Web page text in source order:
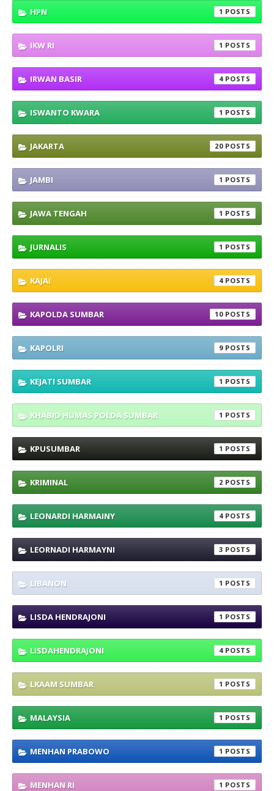
HPN 1
IKW RI 1
IRWAN BASIR 4
ISWANTO KWARA 1
JAKARTA 20
JAMBI 1
JAWA TENGAH 1
JURNALIS 1
KAJAI 4
KAPOLDA SUMBAR 10
KAPOLRI 9
KEJATI SUMBAR 1
KHABID HUMAS POLDA SUMBAR 1
KPUSUMBAR 1
KRIMINAL 2
LEONARDI HARMAINY 4
LEORNADI HARMAYNI 3
LIBANON 1
LISDA HENDRAJONI 1
LISDAHENDRAJONI 4
LKAAM SUMBAR 1
MALAYSIA 1
MENHAN PRABOWO 1
MENHAN RI 1